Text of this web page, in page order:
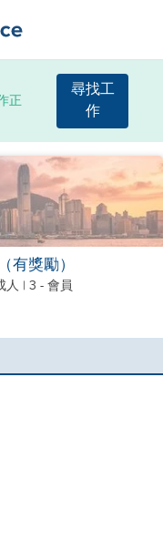
正
尋找工
作
有獎勵）
人 | 3 - 會員